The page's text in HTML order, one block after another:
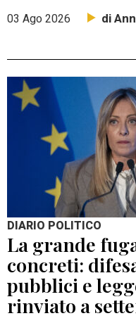
03 Ago 2026 di
DIARIO POLITICO
La grande
concreti:
pubblici e
rinviato a